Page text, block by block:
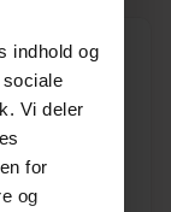
indhold og
Vi deler
for
og